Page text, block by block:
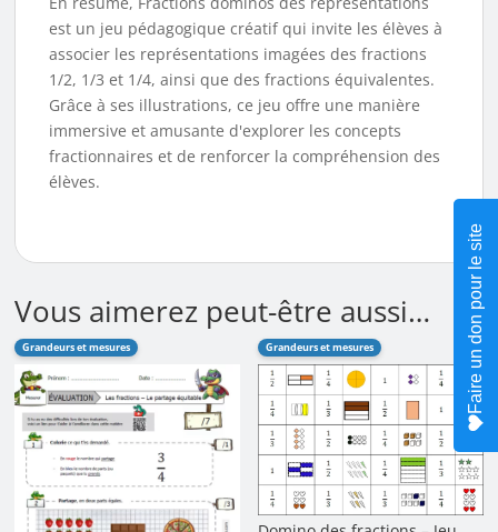
est un jeu pédagogique créatif qui invite les élèves à
associer les représentations imagées des fractions
1/2, 1/3 et 1/4, ainsi que des fractions équivalentes.
Grâce à ses illustrations, ce jeu offre une manière
immersive et amusante d'explorer les concepts
fractionnaires et de renforcer la compréhension des
élèves.
Vous aimerez peut-être aussi…
Grandeurs et mesures Grandeurs et mesures Faire un don pour le site